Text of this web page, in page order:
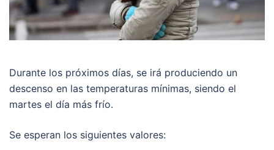
Durante los próximos días, se irá produciendo un
descenso en las temperaturas mínimas, siendo el
martes el día más frío.
Se esperan los siguientes valores: